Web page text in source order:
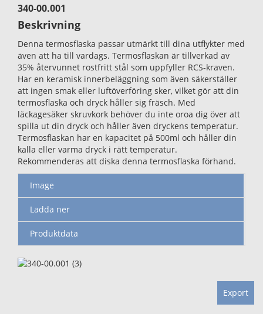
340-00.001
Beskrivning
Denna termosflaska passar utmärkt till dina utflykter med
även att ha till vardags. Termosflaskan är tillverkad av
35% återvunnet rostfritt stål som uppfyller RCS-kraven.
Har en keramisk innerbeläggning som även säkerställer
att ingen smak eller luftöverföring sker, vilket gör att din
termosflaska och dryck håller sig fräsch. Med
läckagesäker skruvkork behöver du inte oroa dig över att
spilla ut din dryck och håller även dryckens temperatur.
Termosflaskan har en kapacitet på 500ml och håller din
kalla eller varma dryck i rätt temperatur.
Rekommenderas att diska denna termosflaska förhand.
Image
Ladda ner
Produktdata
Export